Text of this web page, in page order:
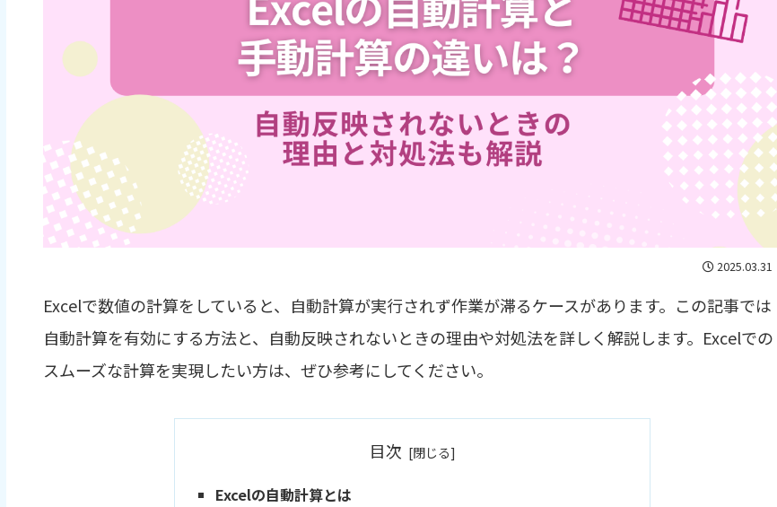
2025.03.31
Excelで数値の計算をしていると、自動計算が実行されず作業が滞るケースがあります。この記事では
自動計算を有効にする方法と、自動反映されないときの理由や対処法を詳しく解説します。Excelでの
スムーズな計算を実現したい方は、ぜひ参考にしてください。
目次
Excelの自動計算とは